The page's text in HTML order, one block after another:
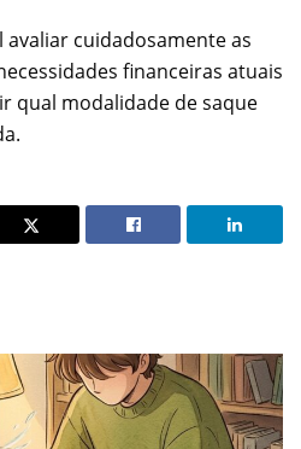
cuidadosamente as
financeiras atuais
qual modalidade de saque